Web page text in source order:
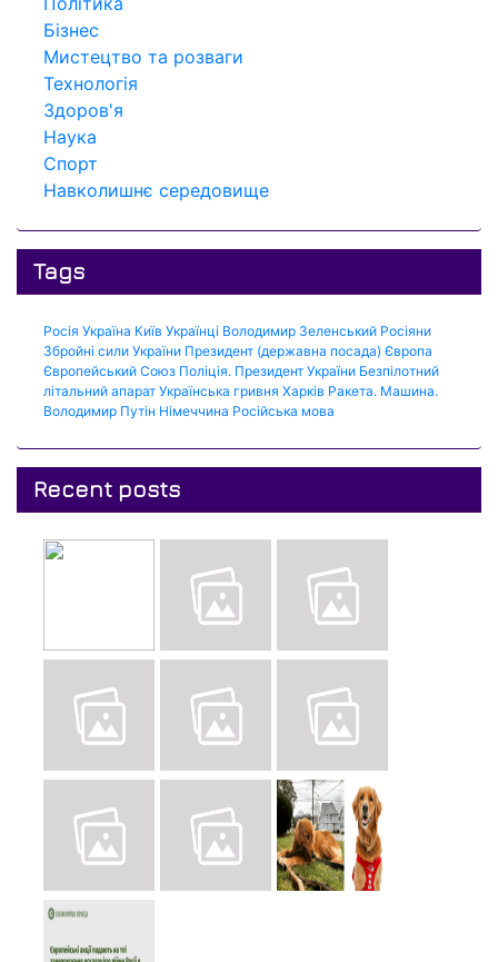
Бізнес
Мистецтво та розваги
Технологія
Здоров'я
Наука
Спорт
Навколишнє середовище
Tags
Росія Україна Київ Українці Володимир Зеленський Росіяни
Збройні сили України Президент (державна посада) Європа
Європейський Союз Поліція. Президент України Безпілотний
літальний апарат Українська гривня Харків Ракета. Машина.
Володимир Путін Німеччина Російська мова
Recent posts